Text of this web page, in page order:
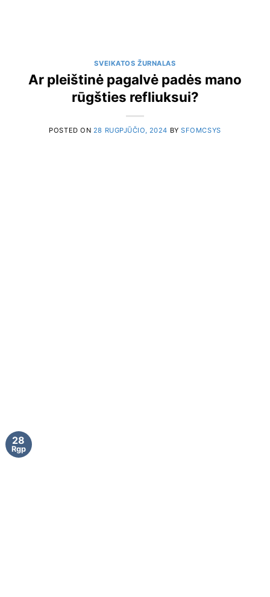
SVEIKATOS ŽURNALAS
Ar pleištinė pagalvė padės mano
rūgšties refliuksui?
POSTED ON 28 RUGPJŪČIO, 2024 BYSFOMCSYS
28
Rgp